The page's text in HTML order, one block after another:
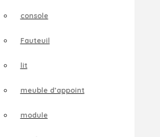
console
Fauteuil
lit
meuble d’appoint
module